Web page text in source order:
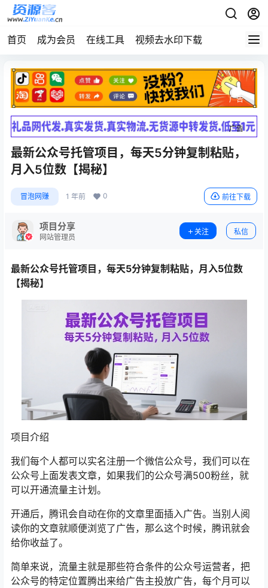
首页 成为会员 在线工具 视频去水印下载
广告
广告
最新公众号托管项目，每天5分钟复制粘贴，
月入5位数【揭秘】
冒泡网赚 1 年前 0 前往下载
项目分享
网站管理员
关注 私信
最新公众号托管项目，每天5分钟复制粘贴，月入5位数
【揭秘】
项目介绍
我们每个人都可以实名注册一个微信公众号，我们可以在
公众号上面发表文章，如果我们的公众号满500粉丝，就
可以开通流量主计划。
开通后，腾讯会自动在你的文章里面插入广告。当别人阅
读你的文章就顺便浏览了广告，那么这个时候，腾讯就会
给你收益了。
简单来说，流量主就是那些符合条件的公众号运营者，把
公众号的特定位置腾出来给广告主投放广告，每个月可以